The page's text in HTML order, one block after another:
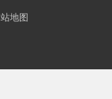
地图